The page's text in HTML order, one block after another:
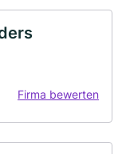
Firma bewerten